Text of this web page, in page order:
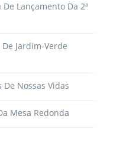
Lançamento Da 2ª
Jardim-Verde
Nossas Vidas
Mesa Redonda